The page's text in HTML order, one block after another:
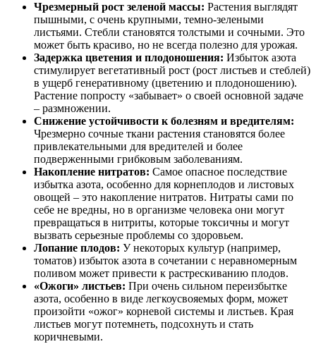
Чрезмерный рост зеленой массы: Растения выглядят
пышными, с очень крупными, темно-зелеными
листьями. Стебли становятся толстыми и сочными. Это
может быть красиво, но не всегда полезно для урожая.
Задержка цветения и плодоношения: Избыток азота
стимулирует вегетативный рост (рост листьев и стеблей)
в ущерб генеративному (цветению и плодоношению).
Растение попросту «забывает» о своей основной задаче
– размножении.
Снижение устойчивости к болезням и вредителям:
Чрезмерно сочные ткани растения становятся более
привлекательными для вредителей и более
подверженными грибковым заболеваниям.
Накопление нитратов: Самое опасное последствие
избытка азота, особенно для корнеплодов и листовых
овощей – это накопление нитратов. Нитраты сами по
себе не вредны, но в организме человека они могут
превращаться в нитриты, которые токсичны и могут
вызвать серьезные проблемы со здоровьем.
Лопание плодов: У некоторых культур (например,
томатов) избыток азота в сочетании с неравномерным
поливом может привести к растрескиванию плодов.
«Ожоги» листьев: При очень сильном переизбытке
азота, особенно в виде легкоусвояемых форм, может
произойти «ожог» корневой системы и листьев. Края
листьев могут потемнеть, подсохнуть и стать
коричневыми.